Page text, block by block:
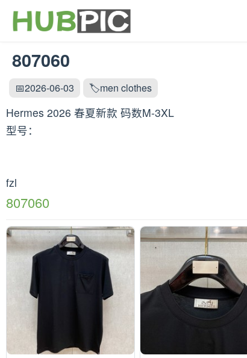
807060
📅2026-06-03 🏷️men clothes
Hermes 2026 春夏新款 码数M-3XL
型号：
fzl
807060